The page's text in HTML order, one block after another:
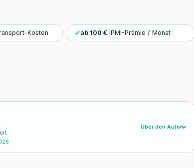
Kosten ab 100 € IPMI-Prämie / Monat
Über den Autor